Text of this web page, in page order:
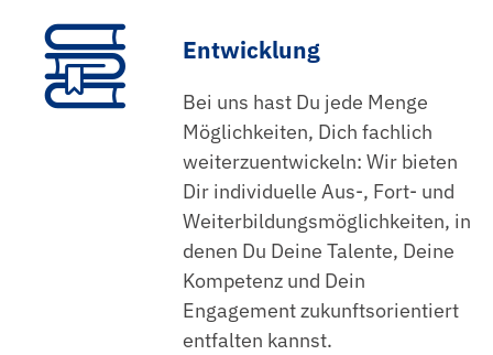
Entwicklung
Bei uns hast Du jede Menge
Möglichkeiten, Dich fachlich
weiterzuentwickeln: Wir bieten
Dir individuelle Aus-, Fort- und
Weiterbildungsmöglichkeiten, in
denen Du Deine Talente, Deine
Kompetenz und Dein
Engagement zukunftsorientiert
entfalten kannst.